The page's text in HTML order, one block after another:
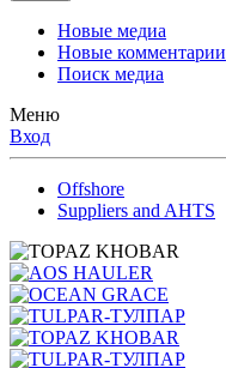
Новые медиа
Новые комментарии
Поиск медиа
Меню
Вход
Offshore
Suppliers and AHTS